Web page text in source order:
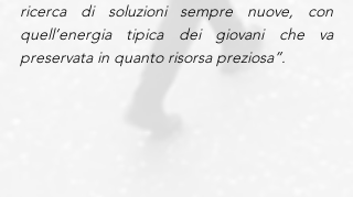
ricerca di soluzioni sempre nuove, con
quell’energia tipica dei giovani che va
preservata in quanto risorsa preziosa”.